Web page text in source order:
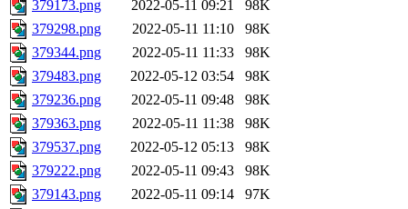
379173.png 2022-05-11 09:21
98K
379298.png
2022-05-11 11:10
98K
379344.png
2022-05-11 11:33
98K
379483.png
2022-05-12 03:54
98K
379236.png
2022-05-11 09:48
98K
379363.png
2022-05-11 11:38
98K
379537.png
2022-05-12 05:13
98K
379222.png
2022-05-11 09:43
98K
379143.png
2022-05-11 09:14
97K